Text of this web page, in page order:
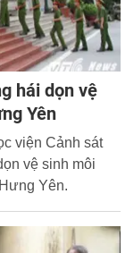
hái dọn vệ
Yên
viện Cảnh sát
vệ sinh môi
Yên.